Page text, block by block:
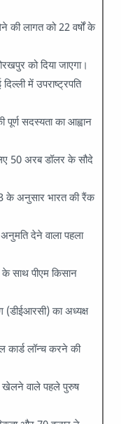
लागत को 22 वर्षों के
को दिया जाएगा।
में उपराष्ट्रपति
सदस्यता का आह्वान
50 अरब डॉलर के सौदे
के अनुसार भारत की रैंक
देने वाला पहला
साथ पीएम किसान
(डीईआरसी) का अध्यक्ष
कार्ड लॉन्च करने की
खेलने वाले पहले पुरुष